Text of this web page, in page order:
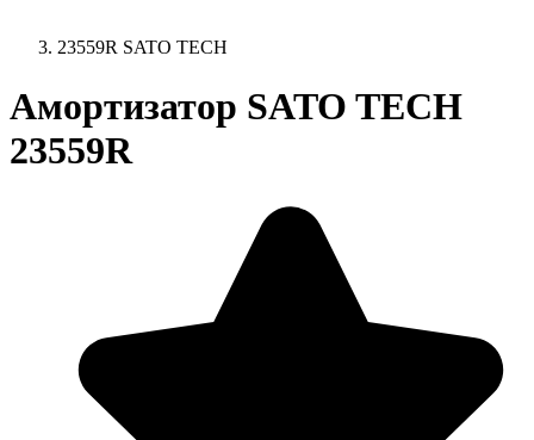
23559R SATO TECH
Амортизатор SATO TECH
23559R